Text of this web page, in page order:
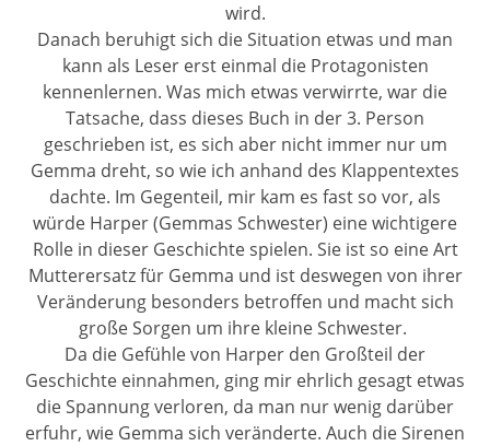
wird.
Danach beruhigt sich die Situation etwas und man
kann als Leser erst einmal die Protagonisten
kennenlernen. Was mich etwas verwirrte, war die
Tatsache, dass dieses Buch in der 3. Person
geschrieben ist, es sich aber nicht immer nur um
Gemma dreht, so wie ich anhand des Klappentextes
dachte. Im Gegenteil, mir kam es fast so vor, als
würde Harper (Gemmas Schwester) eine wichtigere
Rolle in dieser Geschichte spielen. Sie ist so eine Art
Mutterersatz für Gemma und ist deswegen von ihrer
Veränderung besonders betroffen und macht sich
große Sorgen um ihre kleine Schwester.
Da die Gefühle von Harper den Großteil der
Geschichte einnahmen, ging mir ehrlich gesagt etwas
die Spannung verloren, da man nur wenig darüber
erfuhr, wie Gemma sich veränderte. Auch die Sirenen